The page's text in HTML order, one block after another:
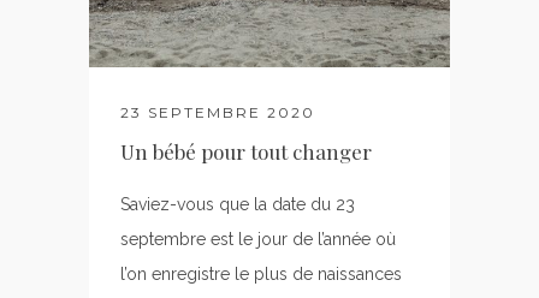
23 SEPTEMBRE 2020
Un bébé pour tout changer
Saviez-vous que la date du 23
septembre est le jour de l’année où
l’on enregistre le plus de naissances